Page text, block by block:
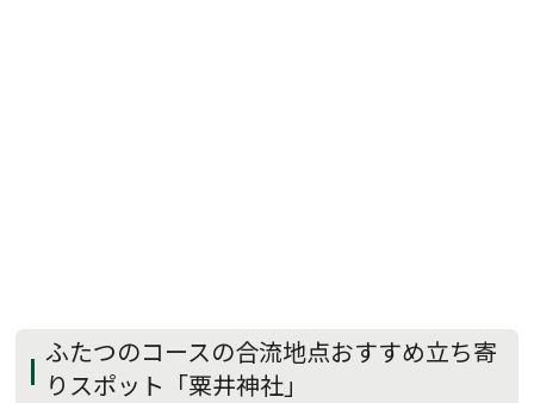
ふたつのコースの合流地点おすすめ立ち寄
りスポット「粟井神社」